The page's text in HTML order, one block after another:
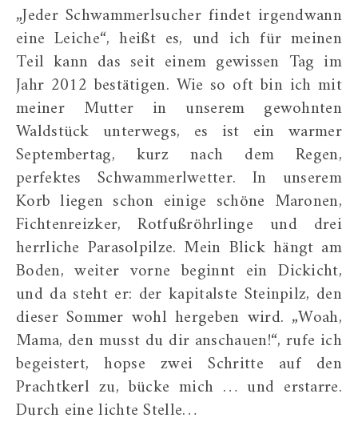
„Jeder Schwammerlsucher findet irgendwann
eine Leiche“, heißt es, und ich für meinen
Teil kann das seit einem gewissen Tag im
Jahr 2012 bestätigen. Wie so oft bin ich mit
meiner Mutter in unserem gewohnten
Waldstück unterwegs, es ist ein warmer
Septembertag, kurz nach dem Regen,
perfektes Schwammerlwetter. In unserem
Korb liegen schon einige schöne Maronen,
Fichtenreizker, Rotfußröhrlinge und drei
herrliche Parasolpilze. Mein Blick hängt am
Boden, weiter vorne beginnt ein Dickicht,
und da steht er: der kapitalste Steinpilz, den
dieser Sommer wohl hergeben wird. „Woah,
Mama, den musst du dir anschauen!“, rufe ich
begeistert, hopse zwei Schritte auf den
Prachtkerl zu, bücke mich … und erstarre.
Durch eine lichte Stelle…